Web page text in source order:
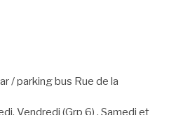
/ parking bus Rue de la
Vendredi (Grp 6) , Samedi et